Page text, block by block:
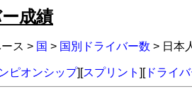
成績
ス > 国 > 国別ドライバー数 > 日本
ピオンシップ][スプリント ][ドライ